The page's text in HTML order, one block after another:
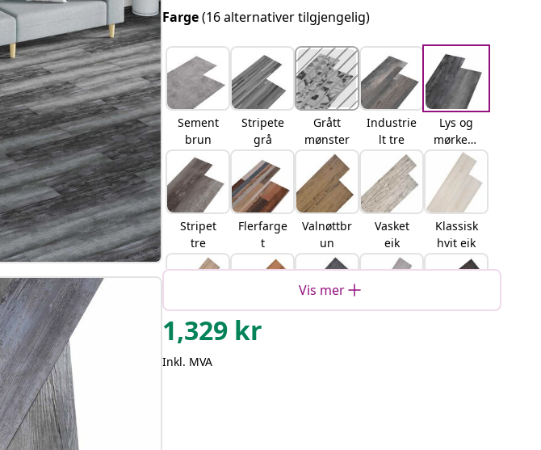
Farge(16 alternativer tilgjengelig)
Sement
brun
Stripete
grå
Grått
mønster
Industrie
lt tre
Lys og
mørkegr
å
Stripet
tre
Flerfarge
t
Valnøttbr
un
Vasket
eik
Klassisk
hvit eik
Brun eik
Naturlig
Vis mer
1,329 kr
Inkl. MVA